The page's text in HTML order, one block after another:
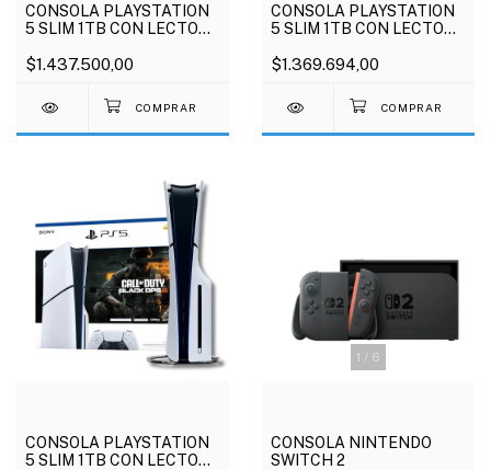
CONSOLA PLAYSTATION
5 SLIM 1TB CON LECTORA
AND CLANK
$1.437.500,00
CONSOLA PLAYSTATION
5 SLIM 1TB CON LECTORA
ASTRO BOT
$1.369.694,00
CONSOLA PLAYSTATION
5 SLIM 1TB CON LECTORA
1 / 6
CONSOLA NINTENDO
SWITCH 2